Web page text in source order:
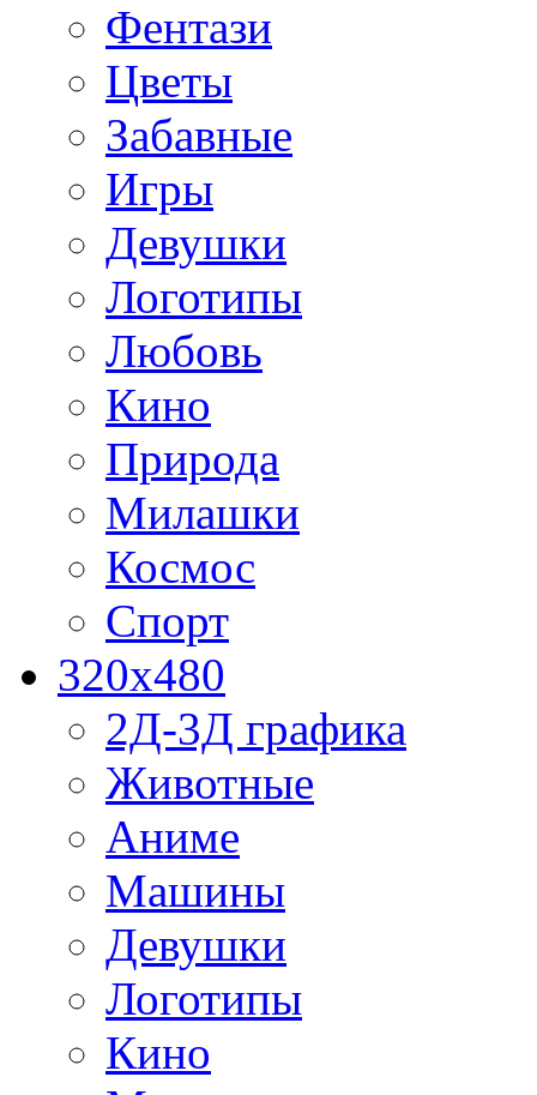
Фентази
Цветы
Забавные
Игры
Девушки
Логотипы
Любовь
Кино
Природа
Милашки
Космос
Спорт
320x480
2Д-3Д графика
Животные
Аниме
Машины
Девушки
Логотипы
Кино